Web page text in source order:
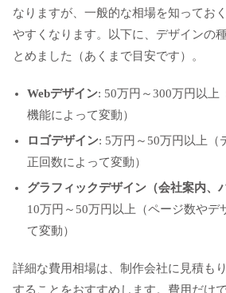
なりますが、一般的な相場を知ってお
やすくなります。以下に、デザインの
とめました（あくまで目安です）。
Webデザイン: 50万円～300万円以上
機能によって変動）
ロゴデザイン: 5万円～50万円以上（
正回数によって変動）
グラフィックデザイン（会社案内、
10万円～50万円以上（ページ数やデ
て変動）
詳細な費用相場は、制作会社に見積も
することをおすすめします。費用だけ